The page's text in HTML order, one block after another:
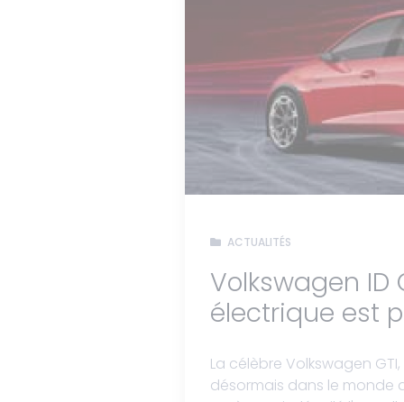
ACTUALITÉS
Volkswagen ID
électrique est
La célèbre Volkswagen
désormais dans le monde